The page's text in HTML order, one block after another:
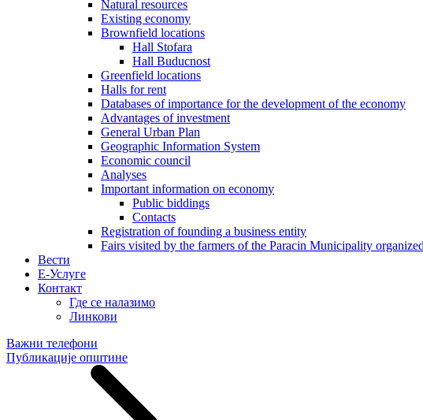
Natural resources
Existing economy
Brownfield locations
Hall Stofara
Hall Buducnost
Greenfield locations
Halls for rent
Databases of importance for the development of the economy
Advantages of investment
General Urban Plan
Geographic Information System
Еconomic council
Analyses
Important information on economy
Public biddings
Contacts
Registration of founding a business entity
Fairs visited by the farmers of the Paracin Municipality
Вести
E-Услуге
Контакт
Где се налазимо
Линкови
Важни телефони
Публикације општине